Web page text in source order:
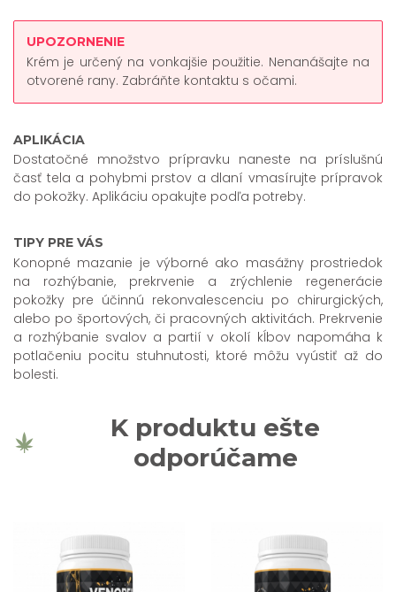
UPOZORNENIE
Krém je určený na vonkajšie použitie. Nenanášajte na
otvorené rany. Zabráňte kontaktu s očami.
APLIKÁCIA
Dostatočné množstvo prípravku naneste na príslušnú
časť tela a pohybmi prstov a dlaní vmasírujte prípravok
do pokožky. Aplikáciu opakujte podľa potreby.
TIPY PRE VÁS
Konopné mazanie je výborné ako masážny prostriedok
na rozhýbanie, prekrvenie a zrýchlenie regenerácie
pokožky pre účinnú rekonvalescenciu po chirurgických,
alebo po športových, či pracovných aktivitách. Prekrvenie
a rozhýbanie svalov a partií v okolí kĺbov napomáha k
potlačeniu pocitu stuhnutosti, ktoré môžu vyústiť až do
bolesti.
K produktu ešte
odporúčame